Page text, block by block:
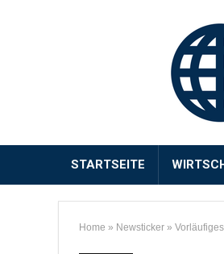
STARTSEITE
Home » Newsticker »